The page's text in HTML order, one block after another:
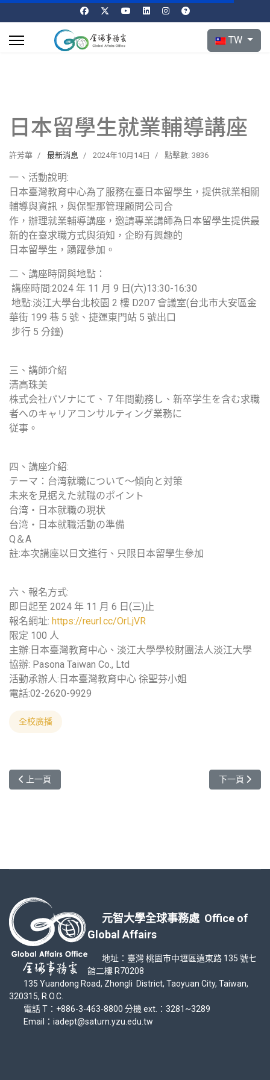
選擇你的語言
TW
日本留學生就業輔導講座
許芳華 最新消息 2024年10月14日 點擊數: 3836
一、活動說明:
日本臺灣教育中心為了服務在臺日本留學生，提供就業相關
輔導與資訊，與保聖那管理顧問公司合
作，辦理就業輔導講座，邀請專業講師為日本留學生提供最
新的在臺求職方式與須知，企盼有興趣的
日本留學生，踴躍參加。
二、講座時間與地點：
講座時間:2024 年 11 月 9 日(六)13:30-16:30
地點:淡江大學台北校園 2 樓 D207 會議室(台北市大安區金
華街 199 巷 5 號、捷運東門站 5 號出口
步行 5 分鐘)
三、講師介紹
清高珠美
株式会社パソナにて、７年間勤務し、新卒学生を含む求職
者へのキャリアコンサルティング業務に
従事。
四、講座介紹:
テーマ：台湾就職について～傾向と対策
未来を見据えた就職のポイント
台湾・日本就職の現状
台湾・日本就職活動の準備
Q＆A
註:本次講座以日文進行、只限日本留學生參加
六、報名方式:
即日起至 2024 年 11 月 6 日(三)止
報名網址: https://reurl.cc/OrLjVR
限定 100 人
主辦:日本臺灣教育中心、淡江大學學校財團法人淡江大學
協辦: Pasona Taiwan Co., Ltd
活動承辦人:日本臺灣教育中心 徐聖芬小姐
電話:02-2620-9929
全校廣播
上一篇文章: 轉知：斯洛伐克國家獎學金計畫 (NationalScholarship
上一頁 下一篇文章:
下一頁
元智大學全球事務處 Office of
Global Affairs
地址：臺灣 桃園市中壢區遠東路 135 號七
館二樓 R70208
135 Yuandong Road, Zhongli District, Taoyuan City, Taiwan,
320315, R.O.C.
電話 T：+886-3-463-8800 分機 ext.：3281~3289
Email：iadept@saturn.yzu.edu.tw